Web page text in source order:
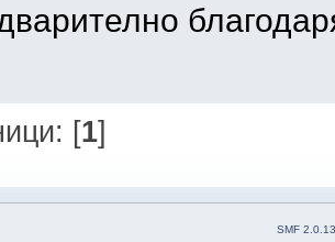
[1]
SMF 2.0.13